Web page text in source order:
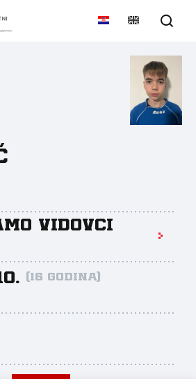
Vidovci
(16 godina)